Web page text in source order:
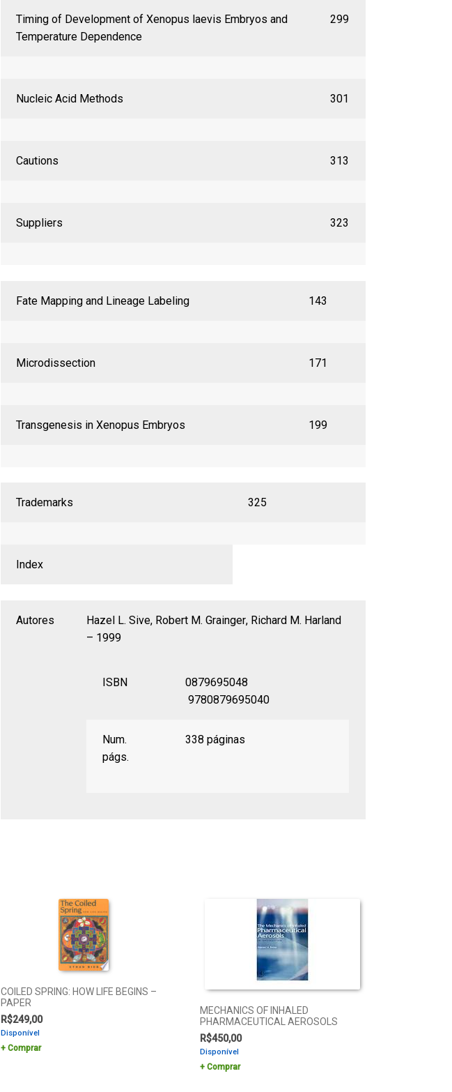
Timing of Development of Xenopus laevis Embryos and
Temperature Dependence
299
Nucleic Acid Methods 301
Cautions 313
Suppliers 323
Fate Mapping and Lineage Labeling 143
Microdissection 171
Transgenesis in Xenopus Embryos 199
Trademarks 325
Index
Autores Hazel L. Sive, Robert M. Grainger, Richard M. Harland
– 1999
ISBN
0879695048
9780879695040
Num.
págs.
338 páginas
COILED SPRING: HOW LIFE BEGINS –
PAPER
R$249,00
Disponível
Comprar
MECHANICS OF INHALED
PHARMACEUTICAL AEROSOLS
R$450,00
Disponível
Comprar